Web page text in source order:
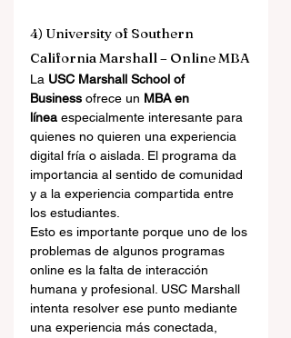
4) University of Southern
California Marshall – Online MBA
La USC Marshall School of
Business ofrece un MBA en
línea especialmente interesante para
quienes no quieren una experiencia
digital fría o aislada. El programa da
importancia al sentido de comunidad
y a la experiencia compartida entre
los estudiantes.
Esto es importante porque uno de los
problemas de algunos programas
online es la falta de interacción
humana y profesional. USC Marshall
intenta resolver ese punto mediante
una experiencia más conectada,